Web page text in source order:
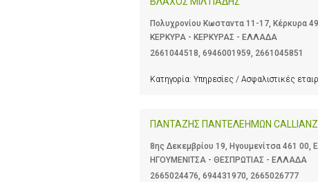
Πολυχρονίου Κωσταντα 11-17, Κέρκυρα
ΚΕΡΚΥΡΑ - ΚΕΡΚΥΡΑΣ - ΕΛΛΑΔΑ
2661044518, 6946001959, 2661045851
Κατηγορία: Υπηρεσίες / Ασφαλιστικές
ΠΑΝΤΑΖΗΣ ΠΑΝΤΕΛΕΗΜΩΝ CALLIANZ
8ης Δεκεμβρίου 19, Ηγουμενίτσα 461 00,
ΗΓΟΥΜΕΝΙΤΣΑ - ΘΕΣΠΡΩΤΙΑΣ - ΕΛΛΑΔΑ
2665024476, 694431970, 2665026777